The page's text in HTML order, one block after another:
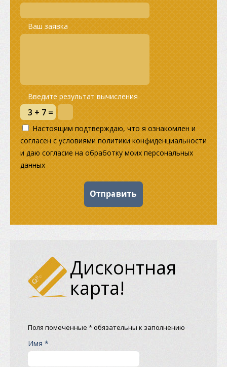
Ваш заявка
Введите результат вычисления
Настоящим подтверждаю, что я ознакомлен и
согласен с условиями политики конфиденциальности
и даю согласие на обработку моих персональных
данных
Дисконтная
карта!
Поля помеченные * обязательны к заполнению
Имя *